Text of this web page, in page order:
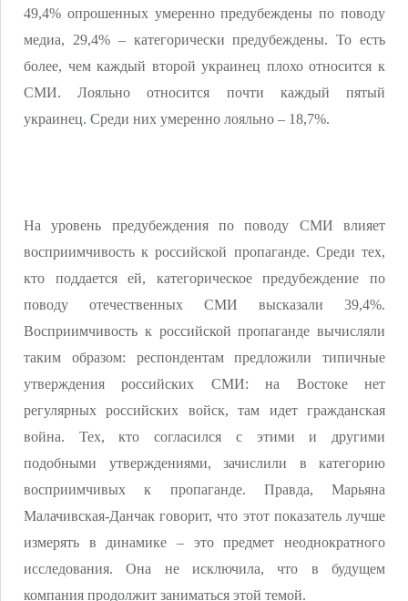
49,4% опрошенных умеренно предубеждены по поводу
медиа, 29,4% – категорически предубеждены. То есть
более, чем каждый второй украинец плохо относится к
СМИ. Лояльно относится почти каждый пятый
украинец. Среди них умеренно лояльно – 18,7%.
На уровень предубеждения по поводу СМИ влияет
восприимчивость к российской пропаганде. Среди тех,
кто поддается ей, категорическое предубеждение по
поводу отечественных СМИ высказали 39,4%.
Восприимчивость к российской пропаганде вычисляли
таким образом: респондентам предложили типичные
утверждения российских СМИ: на Востоке нет
регулярных российских войск, там идет гражданская
война. Тех, кто согласился с этими и другими
подобными утверждениями, зачислили в категорию
восприимчивых к пропаганде. Правда, Марьяна
Малачивская-Данчак говорит, что этот показатель лучше
измерять в динамике – это предмет неоднократного
исследования. Она не исключила, что в будущем
компания продолжит заниматься этой темой.